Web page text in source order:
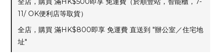
11/ OK便利店等取貨）
全店，購買 滿HK$800即享 免運費 直送到 "辦公室／住宅地
址"